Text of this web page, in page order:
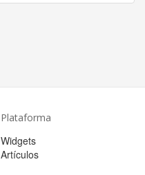
Plataforma
Widgets
Artículos